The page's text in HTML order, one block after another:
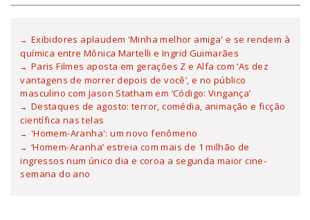
Exibidores aplaudem 'Minha melhor amiga' e se rendem à
química entre Mônica Martelli e Ingrid Guimarães
Paris Filmes aposta em gerações Z e Alfa com ‘As dez
vantagens de morrer depois de você’, e no público
masculino com Jason Statham em ‘Código: Vingança’
Destaques de agosto: terror, comédia, animação e ficção
científica nas telas
'Homem-Aranha': um novo fenômeno
‘Homem-Aranha’ estreia com mais de 1 milhão de
ingressos num único dia e coroa a segunda maior cine-
semana do ano